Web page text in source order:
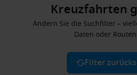
Kreuzfahrten
Ändern Sie die Suchfilter –
Daten oder
Filter